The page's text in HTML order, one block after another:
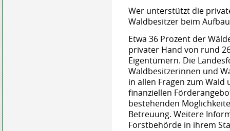
Wer unterstützt die
Waldbesitzer beim
Etwa 36 Prozent der
privater Hand von rund
Eigentümern. Die
Waldbesitzerinnen und
in allen Fragen zum
finanziellen
bestehenden
Betreuung. Weitere
Forstbehörde in ihrem